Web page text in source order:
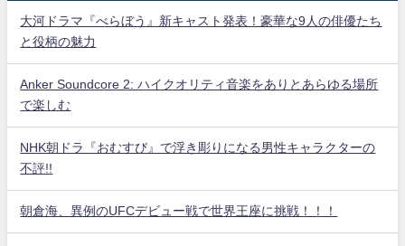
大河ドラマ『べらぼう』新キャスト発表！豪華な9人の俳優たち
と役柄の魅力
Anker Soundcore 2: ハイクオリティ音楽をありとあらゆる場所
で楽しむ
NHK朝ドラ『おむすび』で浮き彫りになる男性キャラクターの
不評!!
朝倉海、異例のUFCデビュー戦で世界王座に挑戦！！！